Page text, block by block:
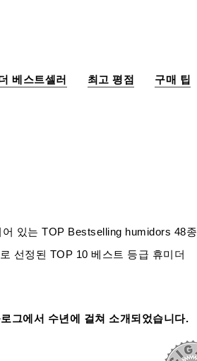
베스트셀러 최고 평점 구매 팁
어 있는TOP Bestselling humidors 48종
선정된 TOP 10 베스트 등급 휴미더
그에서 수년에 걸쳐 소개되었습니다.